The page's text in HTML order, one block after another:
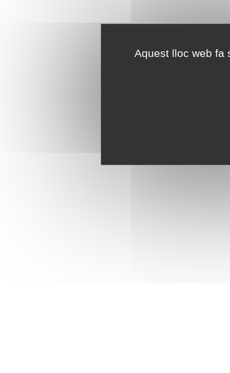
Aquest lloc web fa